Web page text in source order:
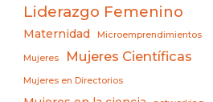
Liderazgo Femenino
Maternidad Microemprendimientos
Mujeres Mujeres Científicas
Mujeres en Directorios